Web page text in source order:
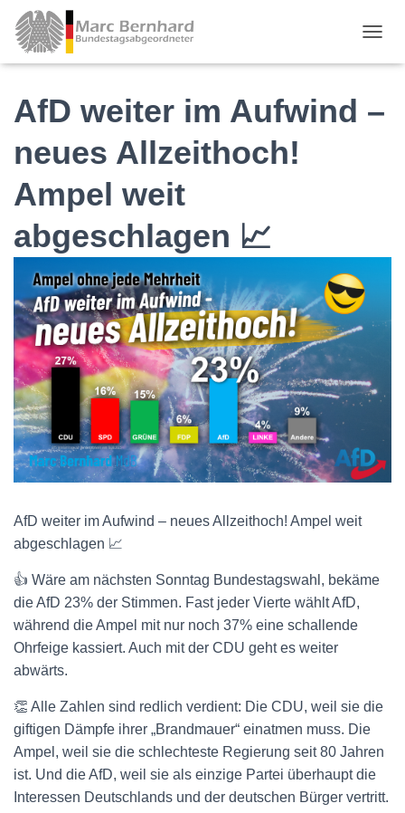
AfD weiter im Aufwind –
neues Allzeithoch!
Ampel weit
abgeschlagen 📈
AfD weiter im Aufwind – neues Allzeithoch! Ampel weit
abgeschlagen 📈
👍 Wäre am nächsten Sonntag Bundestagswahl, bekäme
die AfD 23% der Stimmen. Fast jeder Vierte wählt AfD,
während die Ampel mit nur noch 37% eine schallende
Ohrfeige kassiert. Auch mit der CDU geht es weiter
abwärts.
👏 Alle Zahlen sind redlich verdient: Die CDU, weil sie die
giftigen Dämpfe ihrer „Brandmauer“ einatmen muss. Die
Ampel, weil sie die schlechteste Regierung seit 80 Jahren
ist. Und die AfD, weil sie als einzige Partei überhaupt die
Interessen Deutschlands und der deutschen Bürger vertritt.